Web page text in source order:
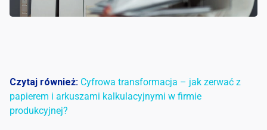
Czytaj również: Cyfrowa transformacja – jak zerwać z
papierem i arkuszami kalkulacyjnymi w firmie
produkcyjnej?